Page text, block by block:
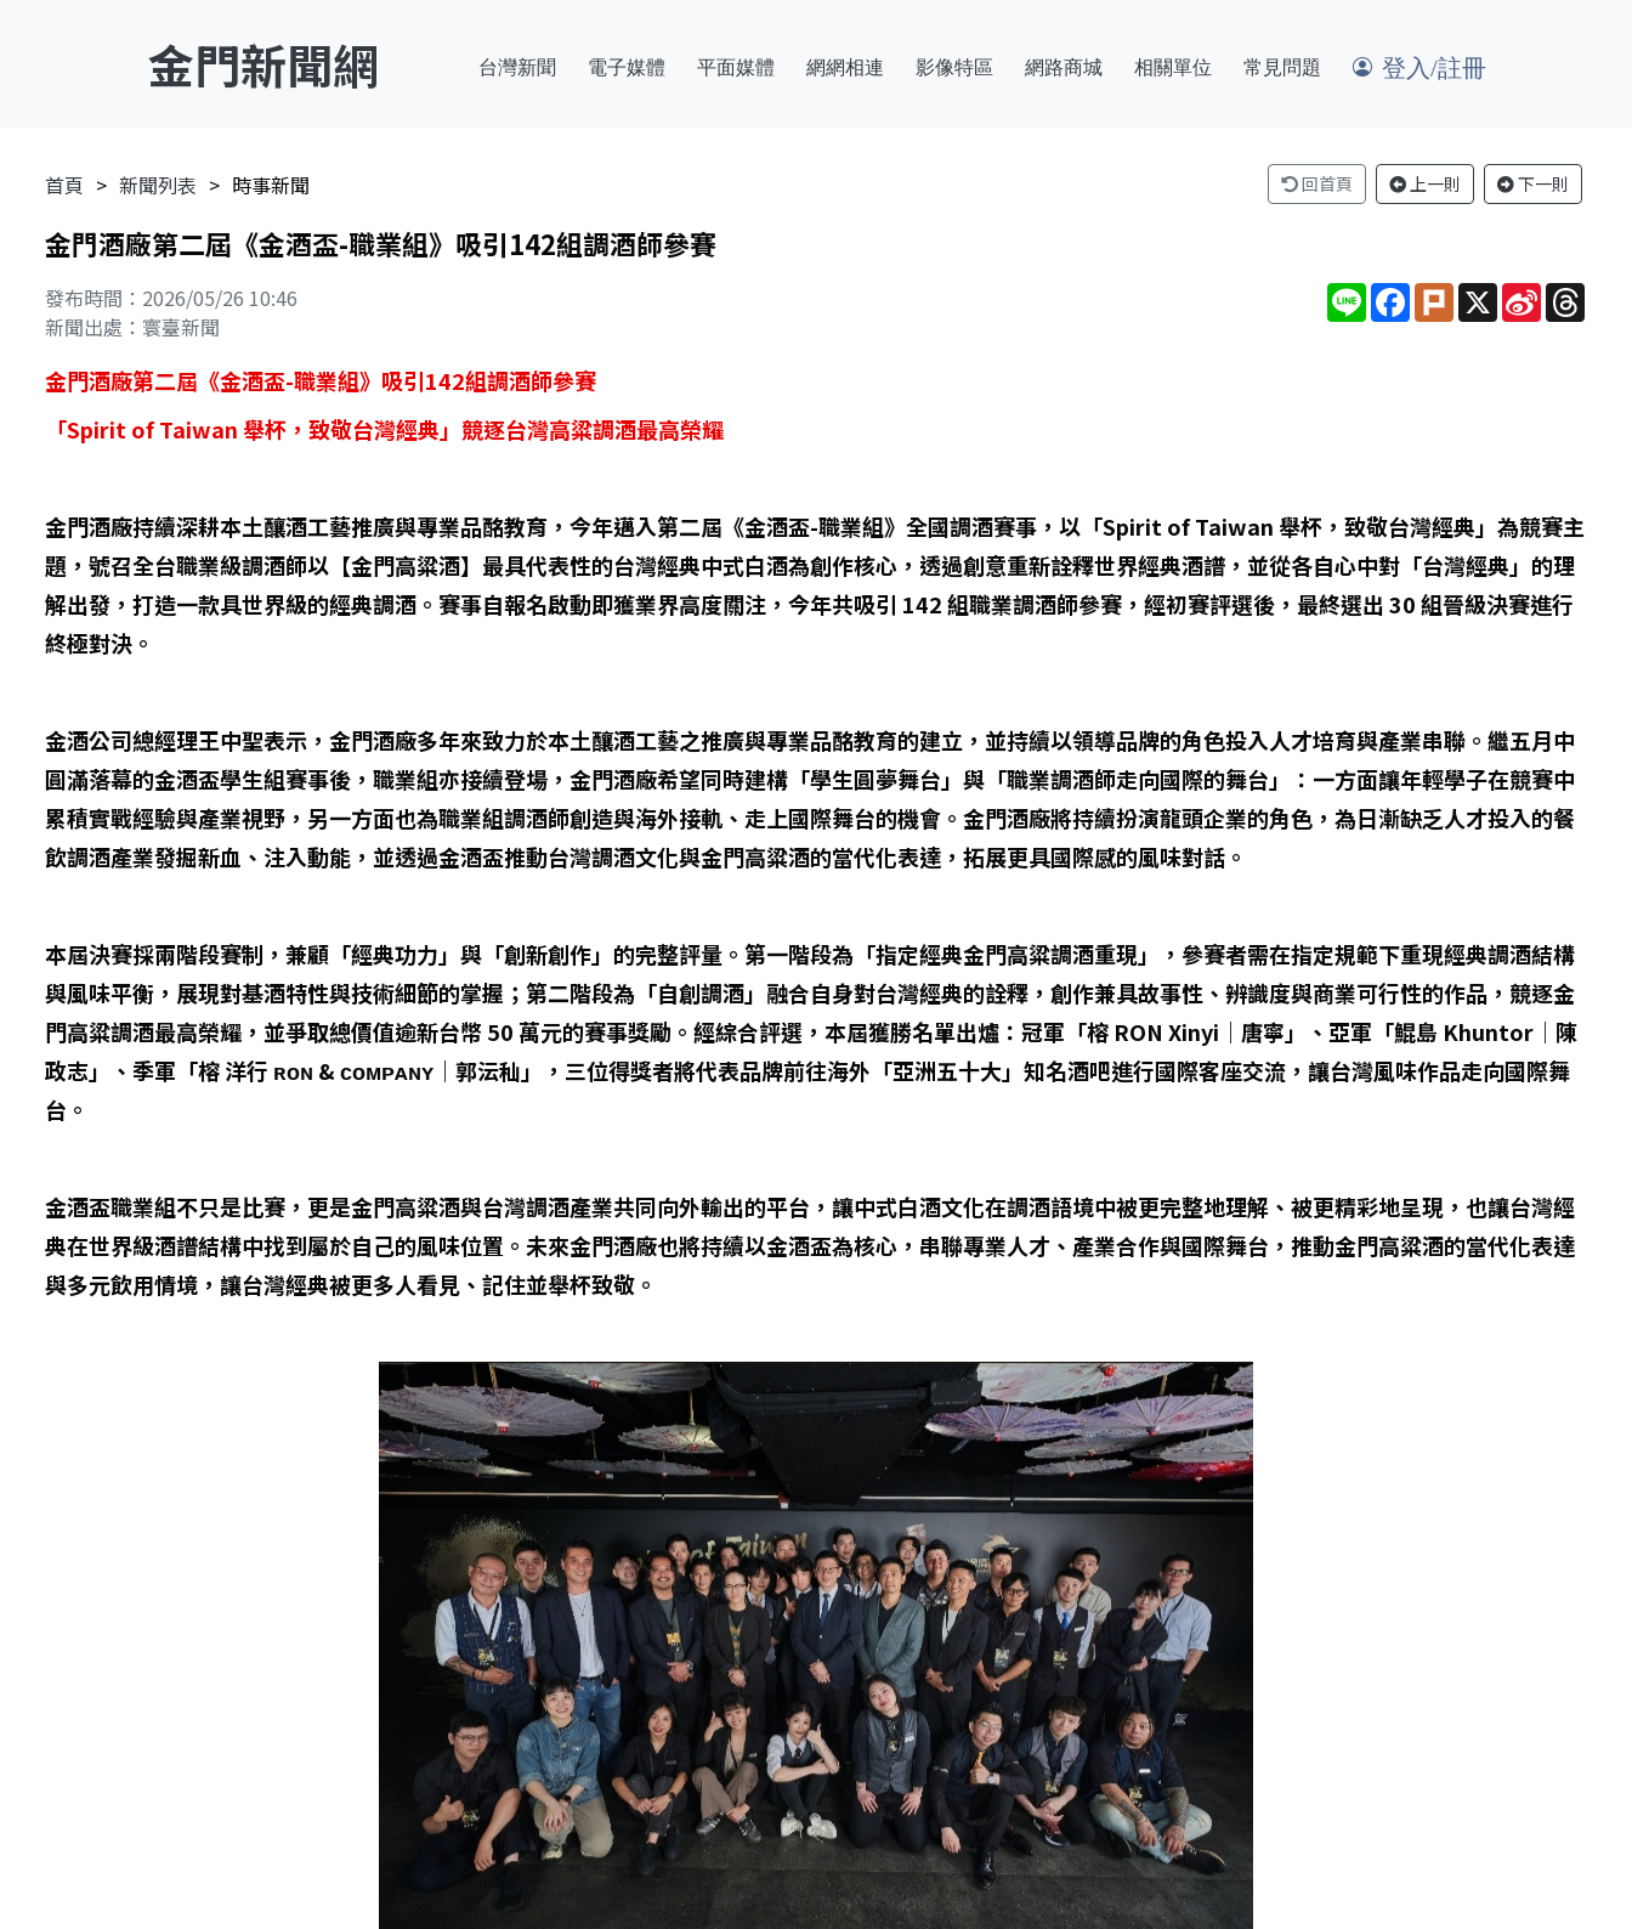
金門新聞網 台灣新聞 電子媒體 平面媒體 網網相連 影像特區 網路商城 相關單位 常見問題 登入/註冊
首頁 新聞列表 時事新聞 回首頁 上一則 下一則
金門酒廠第二屆《金酒盃-職業組》吸引142組調酒師參賽
發布時間：2026/05/26 10:46
新聞出處：寰臺新聞
Line Facebook
PlurkX Sina
Weibo
金門酒廠第二屆《金酒盃-職業組》吸引142組調酒師參賽
「Spirit of Taiwan 舉杯，致敬台灣經典」競逐台灣高粱調酒最高榮耀
金門酒廠持續深耕本土釀酒工藝推廣與專業品酩教育，今年邁入第二屆《金酒盃-職業組》全國調酒賽事，以「Spirit of Taiwan 舉杯，致敬台灣經典」為競賽主
題，號召全台職業級調酒師以【金門高粱酒】最具代表性的台灣經典中式白酒為創作核心，透過創意重新詮釋世界經典酒譜，並從各自心中對「台灣經典」的理
解出發，打造一款具世界級的經典調酒。賽事自報名啟動即獲業界高度關注，今年共吸引 142 組職業調酒師參賽，經初賽評選後，最終選出 30 組晉級決賽進行
終極對決。
金酒公司總經理王中聖表示，金門酒廠多年來致力於本土釀酒工藝之推廣與專業品酩教育的建立，並持續以領導品牌的角色投入人才培育與產業串聯。繼五月中
圓滿落幕的金酒盃學生組賽事後，職業組亦接續登場，金門酒廠希望同時建構「學生圓夢舞台」與「職業調酒師走向國際的舞台」：一方面讓年輕學子在競賽中
累積實戰經驗與產業視野，另一方面也為職業組調酒師創造與海外接軌、走上國際舞台的機會。金門酒廠將持續扮演龍頭企業的角色，為日漸缺乏人才投入的餐
飲調酒產業發掘新血、注入動能，並透過金酒盃推動台灣調酒文化與金門高粱酒的當代化表達，拓展更具國際感的風味對話。
本屆決賽採兩階段賽制，兼顧「經典功力」與「創新創作」的完整評量。第一階段為「指定經典金門高粱調酒重現」，參賽者需在指定規範下重現經典調酒結構
與風味平衡，展現對基酒特性與技術細節的掌握；第二階段為「自創調酒」融合自身對台灣經典的詮釋，創作兼具故事性、辨識度與商業可行性的作品，競逐金
門高粱調酒最高榮耀，並爭取總價值逾新台幣 50 萬元的賽事獎勵。經綜合評選，本屆獲勝名單出爐：冠軍「榕 RON Xinyi｜唐寧」、亞軍「鯤島 Khuntor｜陳
政志」、季軍「榕 洋行 ʀᴏɴ & ᴄᴏᴍᴘᴀɴʏ｜郭沄秈」，三位得獎者將代表品牌前往海外「亞洲五十大」知名酒吧進行國際客座交流，讓台灣風味作品走向國際舞
台。
金酒盃職業組不只是比賽，更是金門高粱酒與台灣調酒產業共同向外輸出的平台，讓中式白酒文化在調酒語境中被更完整地理解、被更精彩地呈現，也讓台灣經
典在世界級酒譜結構中找到屬於自己的風味位置。未來金門酒廠也將持續以金酒盃為核心，串聯專業人才、產業合作與國際舞台，推動金門高粱酒的當代化表達
與多元飲用情境，讓台灣經典被更多人看見、記住並舉杯致敬。